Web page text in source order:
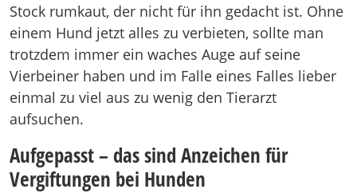
Stock rumkaut, der nicht für ihn gedacht ist. Ohne
einem Hund jetzt alles zu verbieten, sollte man
trotzdem immer ein waches Auge auf seine
Vierbeiner haben und im Falle eines Falles lieber
einmal zu viel aus zu wenig den Tierarzt
aufsuchen.
Aufgepasst – das sind Anzeichen für
Vergiftungen bei Hunden